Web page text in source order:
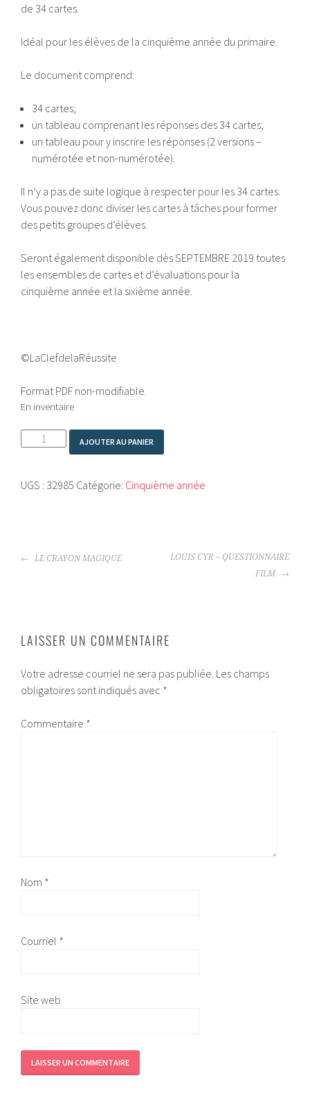
de 34 cartes.
Idéal pour les élèves de la cinquième année du primaire.
Le document comprend:
34 cartes;
un tableau comprenant les réponses des 34 cartes;
un tableau pour y inscrire les réponses (2 versions –
numérotée et non-numérotée).
Il n’y a pas de suite logique à respecter pour les 34 cartes.
Vous pouvez donc diviser les cartes à tâches pour former
des petits groupes d’élèves.
Seront également disponible dès SEPTEMBRE 2019 toutes
les ensembles de cartes et d’évaluations pour la
cinquième année et la sixième année.
©LaClefdelaRéussite
Format PDF non-modifiable.
En inventaire
quantité
SOCIÉTÉ
AJOUTER AU PANIER
UGS : 32985 Catégorie: Cinquième année
NAVIGATION
LE CRAYON MAGIQUE
LOUIS CYR – QUESTIONNAIRE
FILM
LAISSER UN COMMENTAIRE
Votre adresse courriel ne sera pas publiée. Les champs
obligatoires sont indiqués avec *
Commentaire *
Nom *
Courriel *
Site web